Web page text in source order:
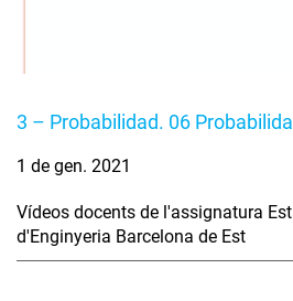
3 – Probabilidad. 06
1 de gen. 2021
Vídeos docents de l'assignatura
d'Enginyeria Barcelona de Est